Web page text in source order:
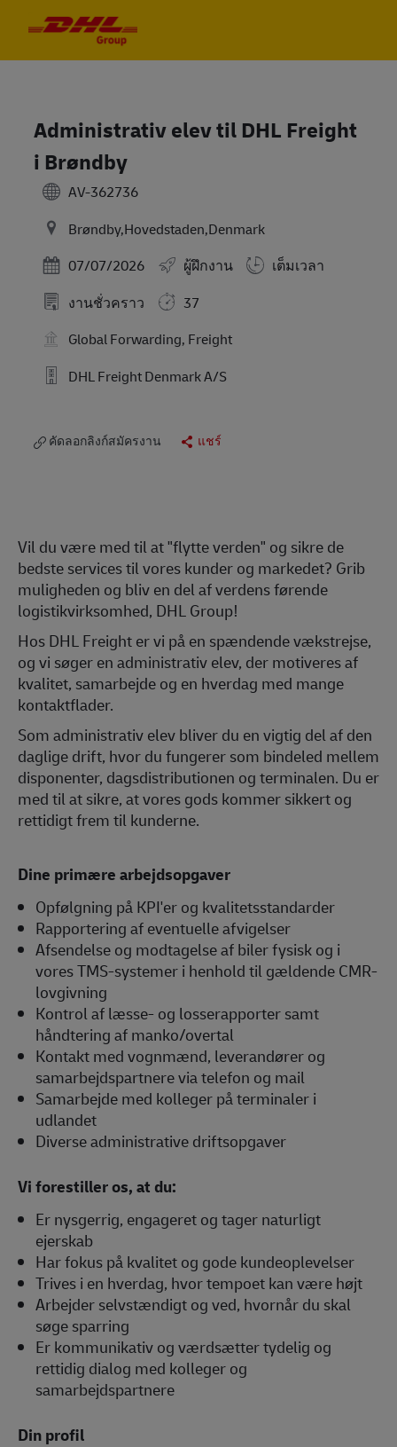
Administrativ elev til DHL Freight
i Brøndby
AV-362736
Brøndby,Hovedstaden,Denmark
Posted Date
07/07/2026 ผู้ฝึกงาน
เต็มเวลา
งานชั่วคราว
37
Global Forwarding, Freight
DHL Freight Denmark A/S
คัดลอกลิงก์สมัครงาน แชร์
Vil du være med til at "flytte verden" og sikre de
bedste services til vores kunder og markedet? Grib
muligheden og bliv en del af verdens førende
logistikvirksomhed, DHL Group!
Hos DHL Freight er vi på en spændende vækstrejse,
og vi søger en administrativ elev, der motiveres af
kvalitet, samarbejde og en hverdag med mange
kontaktflader.
Som administrativ elev bliver du en vigtig del af den
daglige drift, hvor du fungerer som bindeled mellem
disponenter, dagsdistributionen og terminalen. Du er
med til at sikre, at vores gods kommer sikkert og
rettidigt frem til kunderne.
Dine primære arbejdsopgaver
Opfølgning på KPI'er og kvalitetsstandarder
Rapportering af eventuelle afvigelser
Afsendelse og modtagelse af biler fysisk og i
vores TMS-systemer i henhold til gældende CMR-
lovgivning
Kontrol af læsse- og losserapporter samt
håndtering af manko/overtal
Kontakt med vognmænd, leverandører og
samarbejdspartnere via telefon og mail
Samarbejde med kolleger på terminaler i
udlandet
Diverse administrative driftsopgaver
Vi forestiller os, at du:
Er nysgerrig, engageret og tager naturligt
ejerskab
Har fokus på kvalitet og gode kundeoplevelser
Trives i en hverdag, hvor tempoet kan være højt
Arbejder selvstændigt og ved, hvornår du skal
søge sparring
Er kommunikativ og værdsætter tydelig og
rettidig dialog med kolleger og
samarbejdspartnere
Din profil